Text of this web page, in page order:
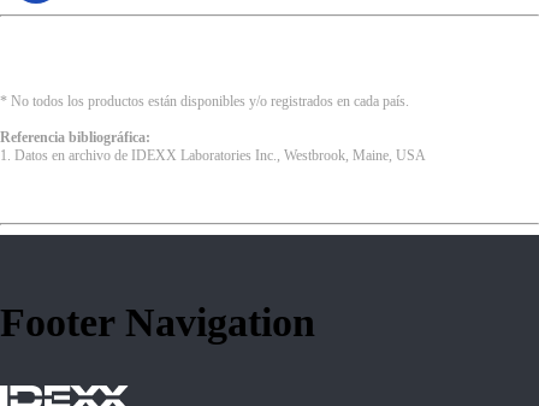
* No todos los productos están disponibles y/o registrados en cada país.
Referencia bibliográfica:
1. Datos en archivo de IDEXX Laboratories Inc., Westbrook, Maine, USA
Footer Navigation